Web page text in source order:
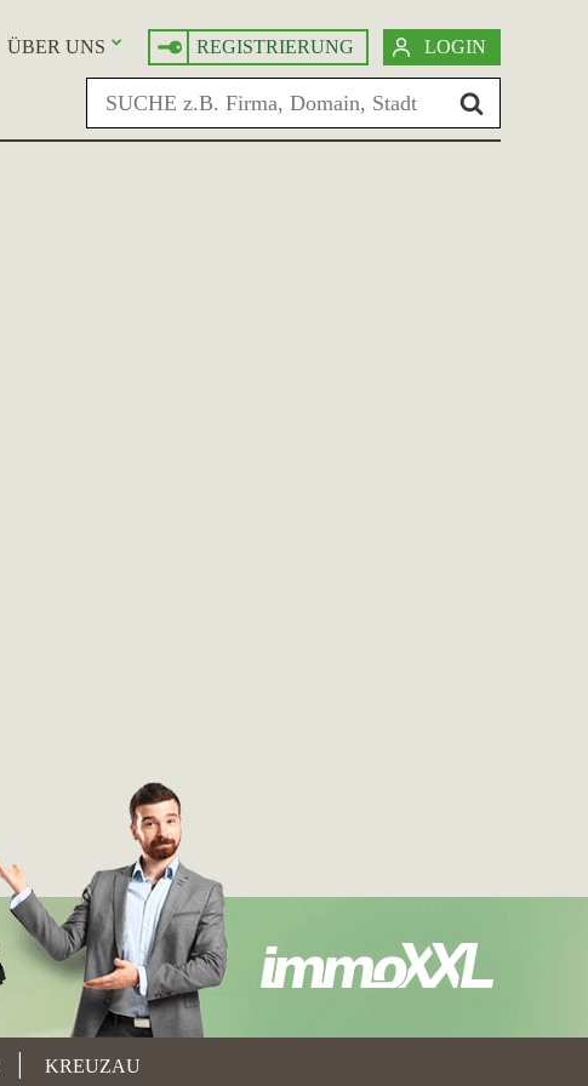
ÜBER UNS REGISTRIERUNG LOGIN
KREUZAU